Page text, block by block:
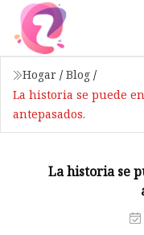
Hogar / Blog /
La historia se puede
antepasados.
La historia se